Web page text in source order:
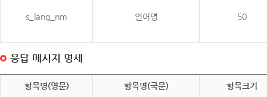
s_lang_nm 언어명 50
응답 메시지 명세
항목명(영문) 항목명(국문) 항목크기